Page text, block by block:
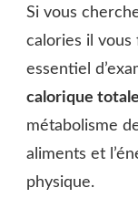
Si vous
calories il
essentiel
calorique
métabolisme
aliments et
physique.